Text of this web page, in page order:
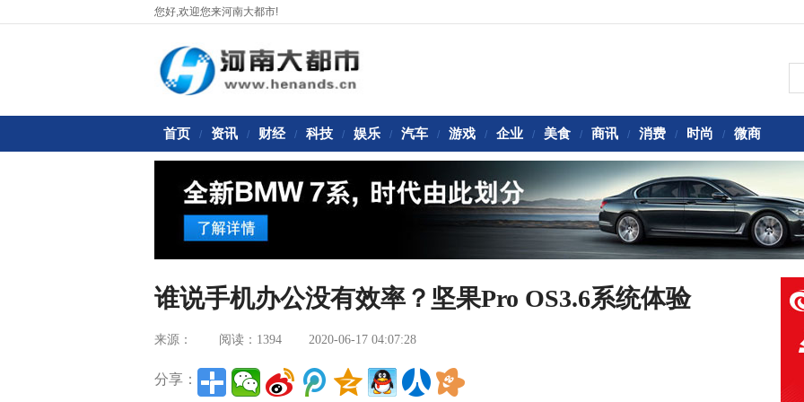
您好,欢迎您来河南大都市!
首页 / 资讯 / 财经 / 科技 / 娱乐 / 汽车 / 游戏 / 企业 / 美食 / 商讯 / 消费 / 时尚 / 微商
谁说手机办公没有效率？坚果Pro OS3.6系统体验
来源： 阅读：1394 2020-06-17 04:07:28
分享：